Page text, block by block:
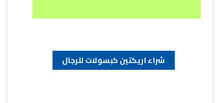
شراء اريكتين كبسولات للرجال